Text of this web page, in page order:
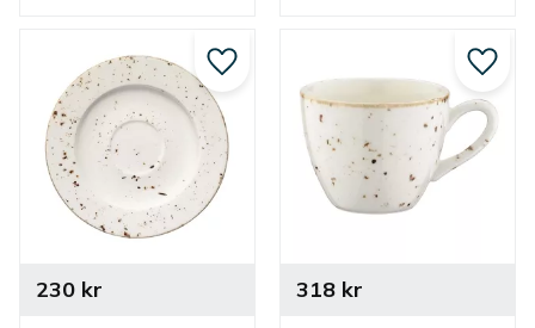
kaffekopp.
finns. Espressofat som
espressokopp.
230kr
Lägg till i favoriter
318kr
Lägg